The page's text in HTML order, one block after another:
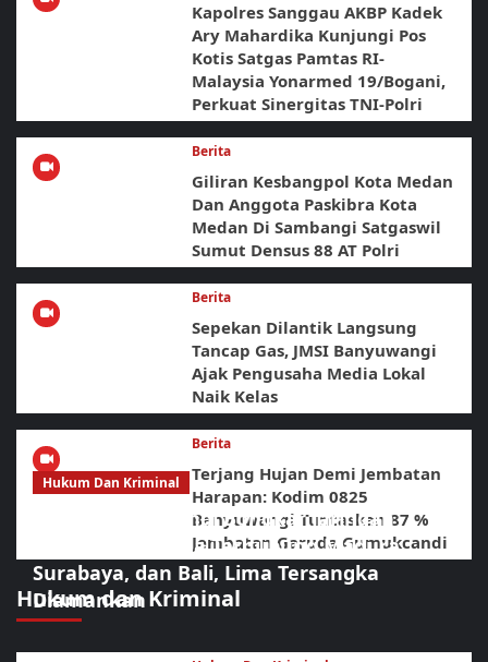
Kapolres Sanggau AKBP Kadek
Ary Mahardika Kunjungi Pos
Kotis Satgas Pamtas RI-
Malaysia Yonarmed 19/Bogani,
Perkuat Sinergitas TNI-Polri
Berita
Giliran Kesbangpol Kota Medan
Dan Anggota Paskibra Kota
Medan Di Sambangi Satgaswil
Sumut Densus 88 AT Polri
Berita
Sepekan Dilantik Langsung
Tancap Gas, JMSI Banyuwangi
Ajak Pengusaha Media Lokal
Naik Kelas
Berita
Terjang Hujan Demi Jembatan
Harapan: Kodim 0825
Banyuwangi Tuntaskan 87 %
Jembatan Garuda Gumukcandi
Hukum dan Kriminal
Hukum Dan Kriminal
BNNK Banyuwangi Bongkar Jaringan
Narkotika Diduga Terhubung Madura,
Surabaya, dan Bali, Lima Tersangka
Diamankan